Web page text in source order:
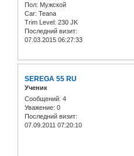
Пол: Мужской
Car: Teana
Trim Level: 230 JK
Последний визит:
07.03.2015 06:27:33
SEREGA 55 RU
Ученик
Сообщений: 4
Уважение: 0
Последний визит:
07.09.2011 07:20:10